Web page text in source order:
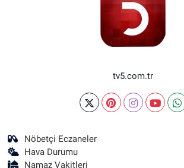
tv5.com.tr
Nöbetçi Eczaneler
Hava Durumu
Namaz Vakitleri